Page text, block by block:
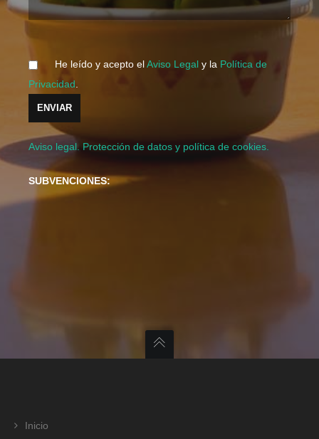
He leído y acepto elAviso Legal y la Política de
Privacidad.
Aviso legal. Protección de datos y política de cookies.
SUBVENCIONES:
Inicio